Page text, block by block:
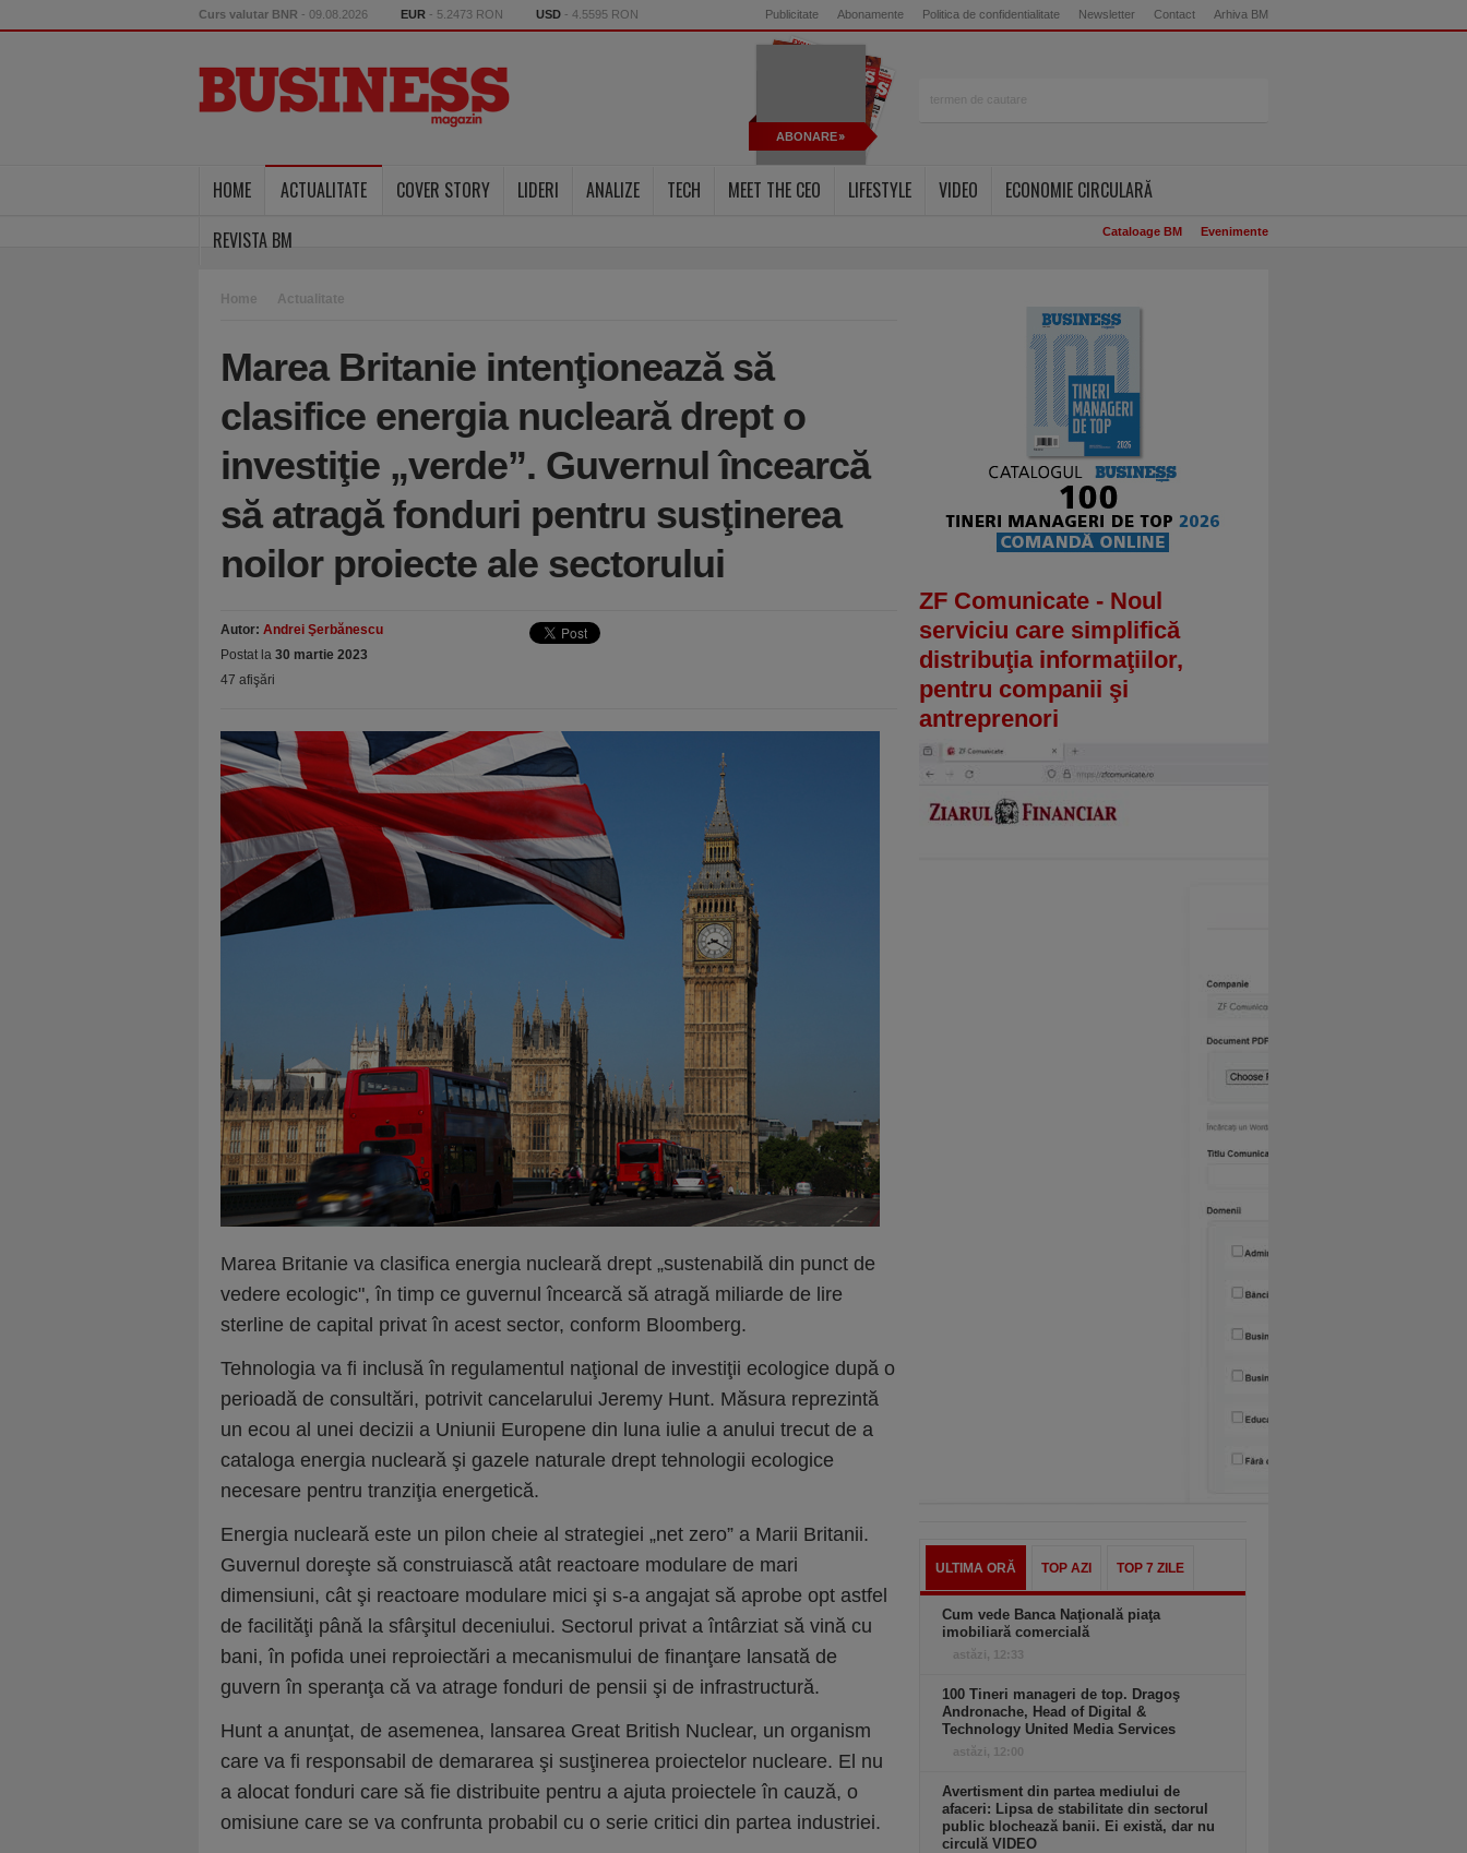
Curs valutar BNR - 09.08.2026 EUR - 5.2473 RON USD - 4.5595 RON Publicitate Abonamente Politica de confidentialitate Newsletter Contact Arhiva BM
ABONARE
HOME ACTUALITATE COVER STORY LIDERI ANALIZE TECH MEET THE CEO LIFESTYLE VIDEO
ECONOMIE CIRCULARĂ
REVISTA BM
Cataloage BM Evenimente
Home Actualitate
Marea Britanie intenţionează să
clasifice energia nucleară drept o
investiţie „verde”. Guvernul încearcă
să atragă fonduri pentru susţinerea
noilor proiecte ale sectorului
Autor: Andrei Şerbănescu
Postat la 30 martie 2023
47 afişări
Marea Britanie va clasifica energia nucleară drept „sustenabilă din punct de
vedere ecologic", în timp ce guvernul încearcă să atragă miliarde de lire
sterline de capital privat în acest sector, conform Bloomberg.
Tehnologia va fi inclusă în regulamentul naţional de investiţii ecologice după o
perioadă de consultări, potrivit cancelarului Jeremy Hunt. Măsura reprezintă
un ecou al unei decizii a Uniunii Europene din luna iulie a anului trecut de a
cataloga energia nucleară şi gazele naturale drept tehnologii ecologice
necesare pentru tranziţia energetică.
Energia nucleară este un pilon cheie al strategiei „net zero” a Marii Britanii.
Guvernul doreşte să construiască atât reactoare modulare de mari
dimensiuni, cât şi reactoare modulare mici şi s-a angajat să aprobe opt astfel
de facilităţi până la sfârşitul deceniului. Sectorul privat a întârziat să vină cu
bani, în pofida unei reproiectări a mecanismului de finanţare lansată de
guvern în speranţa că va atrage fonduri de pensii şi de infrastructură.
Hunt a anunţat, de asemenea, lansarea Great British Nuclear, un organism
care va fi responsabil de demararea şi susţinerea proiectelor nucleare. El nu
a alocat fonduri care să fie distribuite pentru a ajuta proiectele în cauză, o
omisiune care se va confrunta probabil cu o serie critici din partea industriei.
ZF Comunicate - Noul
serviciu care simplifică
distribuţia informaţiilor,
pentru companii şi
antreprenori
ULTIMA ORĂ TOP AZI TOP 7 ZILE
Cum vede Banca Naţională piaţa
imobiliară comercială
astăzi, 12:33
100 Tineri manageri de top. Dragoş
Andronache, Head of Digital &
Technology United Media Services
astăzi, 12:00
Avertisment din partea mediului de
afaceri: Lipsa de stabilitate din sectorul
public blochează banii. Ei există, dar nu
circulă VIDEO